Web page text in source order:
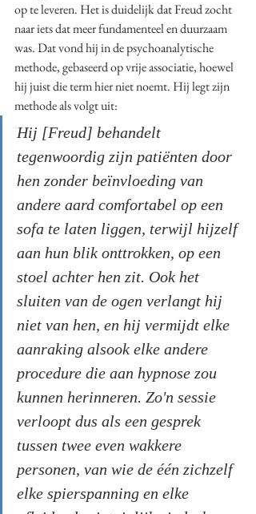
op te leveren. Het is duidelijk dat Freud zocht
naar iets dat meer fundamenteel en duurzaam
was. Dat vond hij in de psychoanalytische
methode, gebaseerd op vrije associatie, hoewel
hij juist die term hier niet noemt. Hij legt zijn
methode als volgt uit:
Hij [Freud] behandelt
tegenwoordig zijn patiënten door
hen zonder beïnvloeding van
andere aard comfortabel op een
sofa te laten liggen, terwijl hijzelf
aan hun blik onttrokken, op een
stoel achter hen zit. Ook het
sluiten van de ogen verlangt hij
niet van hen, en hij vermijdt elke
aanraking alsook elke andere
procedure die aan hypnose zou
kunnen herinneren. Zo'n sessie
verloopt dus als een gesprek
tussen twee even wakkere
personen, van wie de één zichzelf
elke spierspanning en elke